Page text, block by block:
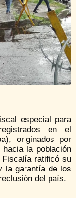
especial para
en el
originados por
la población
Fiscalía ratificó su
la garantía de los
del país.